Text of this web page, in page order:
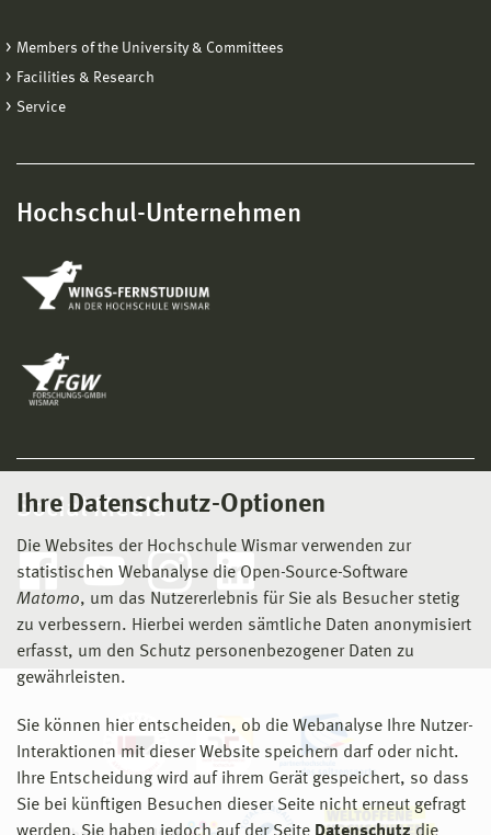
Ihre Datenschutz-Optionen
Die Websites der Hochschule Wismar verwenden zur
statistischen Webanalyse die Open-Source-Software
Matomo, um das Nutzererlebnis für Sie als Besucher stetig
zu verbessern. Hierbei werden sämtliche Daten anonymisiert
erfasst, um den Schutz personenbezogener Daten zu
gewährleisten.
Sie können hier entscheiden, ob die Webanalyse Ihre Nutzer-
Interaktionen mit dieser Website speichern darf oder nicht.
Ihre Entscheidung wird auf ihrem Gerät gespeichert, so dass
Sie bei künftigen Besuchen dieser Seite nicht erneut gefragt
Members of the University & Committees
Facilities & Research
Service
Hochschul-Unternehmen
Social Media